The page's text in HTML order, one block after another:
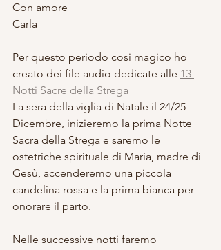
Con amore
Carla
Per questo periodo cosi magico ho
creato dei file audio dedicate alle 13
Notti Sacre della Strega
La sera della viglia di Natale il 24/25
Dicembre, inizieremo la prima Notte
Sacra della Strega e saremo le
ostetriche spirituale di Maria, madre di
Gesù, accenderemo una piccola
candelina rossa e la prima bianca per
onorare il parto.
Nelle successive notti faremo